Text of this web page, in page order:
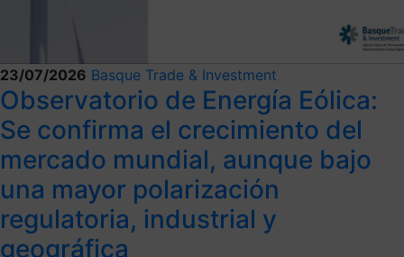
23/07/2026 Basque Trade & Investment
Observatorio de Energía Eólica:
Se confirma el crecimiento del
mercado mundial, aunque bajo
una mayor polarización
regulatoria, industrial y
geográfica